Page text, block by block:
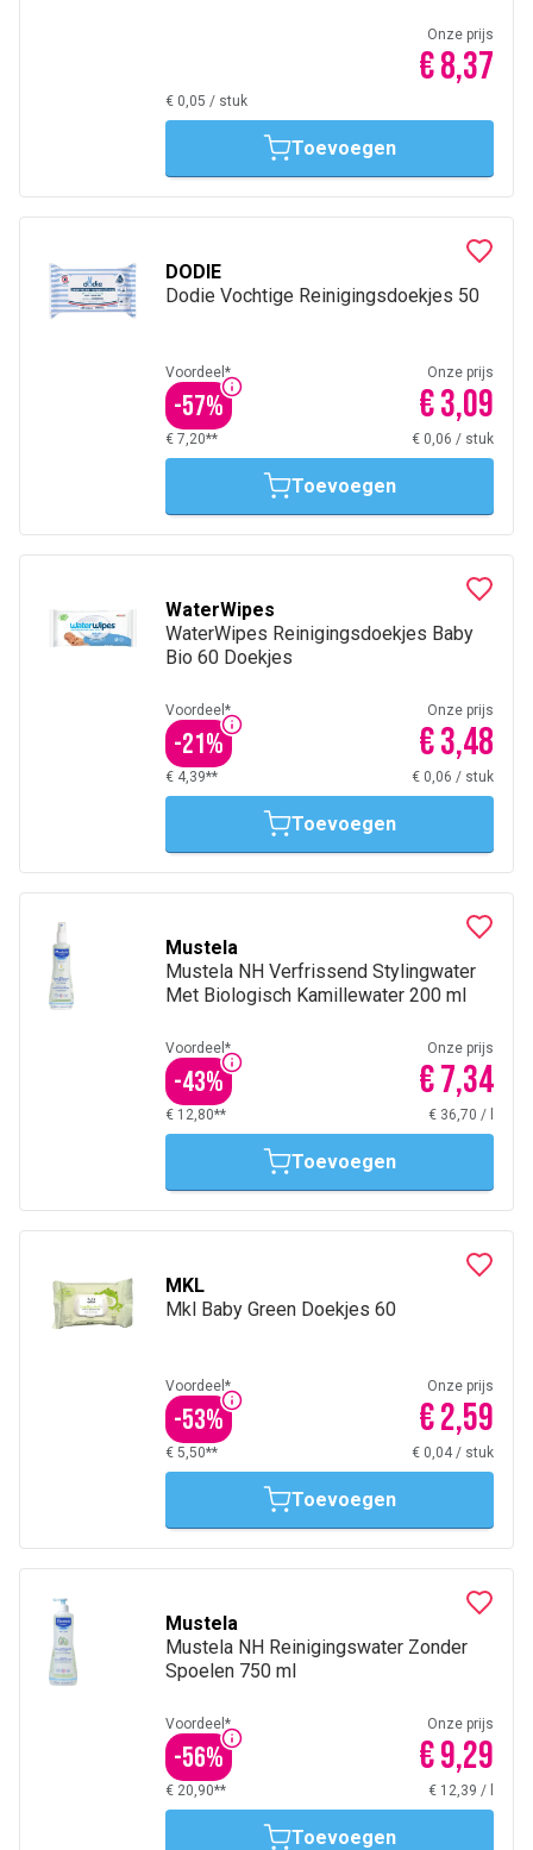
Onze prijs
€ 8,37
€ 0,05 / stuk
Toevoegen
DODIE
Dodie Vochtige Reinigingsdoekjes 50
Voordeel*
-57%
Onze prijs
€ 3,09
€ 7,20** € 0,06 / stuk
Toevoegen
WaterWipes
WaterWipes Reinigingsdoekjes Baby
Bio 60 Doekjes
Voordeel*
-21%
Onze prijs
€ 3,48
€ 4,39** € 0,06 / stuk
Toevoegen
Mustela
Mustela NH Verfrissend Stylingwater
Met Biologisch Kamillewater 200 ml
Voordeel*
-43%
Onze prijs
€ 7,34
€ 12,80** € 36,70 /
Toevoegen
MKL
Mkl Baby Green Doekjes 60
Voordeel*
-53%
Onze prijs
€ 2,59
€ 5,50** € 0,04 / stuk
Toevoegen
Mustela
Mustela NH Reinigingswater Zonder
Spoelen 750 ml
Voordeel*
-56%
Onze prijs
€ 9,29
€ 20,90** € 12,39 /
Toevoegen